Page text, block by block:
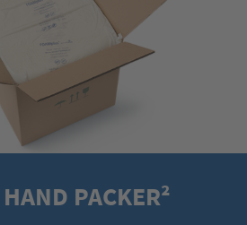
PACKER²